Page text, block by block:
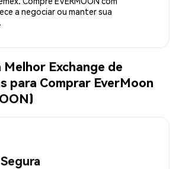
a negociar ou manter sua
Melhor Exchange de
para Comprar EverMoon